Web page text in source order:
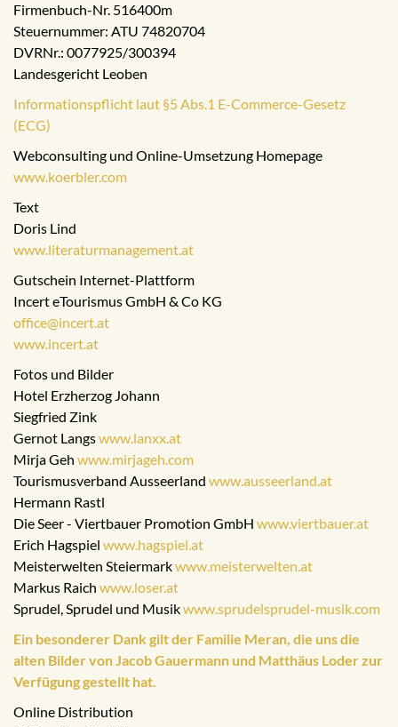
Firmenbuch-Nr. 516400m
Steuernummer: ATU 74820704
DVRNr.: 0077925/300394
Landesgericht Leoben
Informationspflicht laut §5 Abs.1 E-Commerce-Gesetz
(ECG)
Webconsulting und Online-Umsetzung Homepage
www.koerbler.com
Text
Doris Lind
www.literaturmanagement.at
Gutschein Internet-Plattform
Incert eTourismus GmbH & Co KG
office@incert.at
www.incert.at
Fotos und Bilder
Hotel Erzherzog Johann
Siegfried Zink
Gernot Langswww.lanxx.at
Mirja Geh www.mirjageh.com
Tourismusverband Ausseerland www.ausseerland.at
Hermann Rastl
Die Seer - Viertbauer Promotion GmbH www.viertbauer.at
Erich Hagspiel www.hagspiel.at
Meisterwelten Steiermarkwww.meisterwelten.at
Markus Raich www.loser.at
Sprudel, Sprudel und Musikwww.sprudelsprudel-musik.com
Ein besonderer Dank gilt der Familie Meran, die uns die
alten Bilder von Jacob Gauermann und Matthäus Loder zur
Verfügung gestellt hat.
Online Distribution